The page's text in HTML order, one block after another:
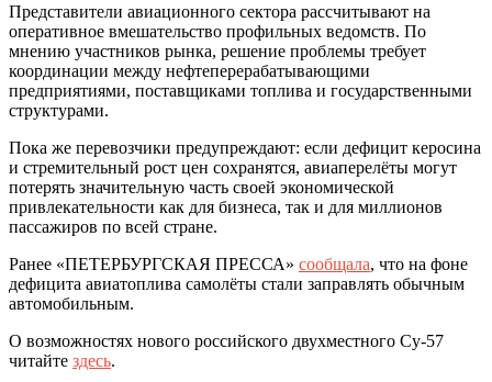
Представители авиационного сектора рассчитывают на
оперативное вмешательство профильных ведомств. По
мнению участников рынка, решение проблемы требует
координации между нефтеперерабатывающими
предприятиями, поставщиками топлива и государственными
структурами.
Пока же перевозчики предупреждают: если дефицит керосина
и стремительный рост цен сохранятся, авиаперелёты могут
потерять значительную часть своей экономической
привлекательности как для бизнеса, так и для миллионов
пассажиров по всей стране.
Ранее «ПЕТЕРБУРГСКАЯ ПРЕССА» сообщала, что на фоне
дефицита авиатоплива самолёты стали заправлять обычным
автомобильным.
О возможностях нового российского двухместного Су-57
читайте здесь.